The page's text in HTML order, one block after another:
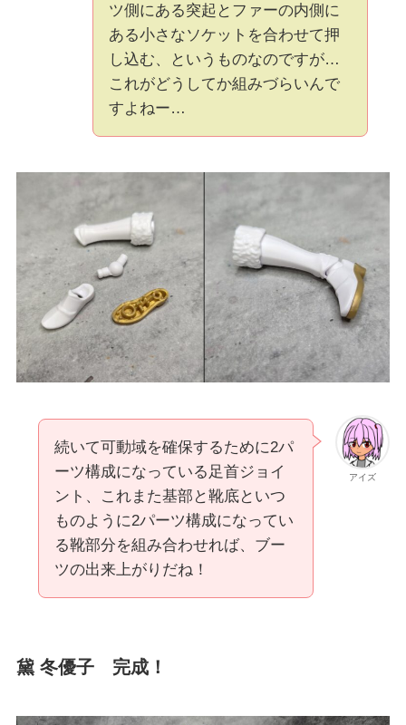
ツ側にある突起とファーの内側に
ある小さなソケットを合わせて押
し込む、というものなのですが…
これがどうしてか組みづらいんで
すよねー…
アイズ
続いて可動域を確保するために2パ
ーツ構成になっている足首ジョイ
ント、これまた基部と靴底といつ
ものように2パーツ構成になってい
る靴部分を組み合わせれば、ブー
ツの出来上がりだね！
黛 冬優子 完成！